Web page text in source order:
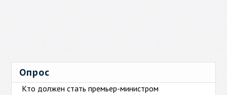
Опрос
Кто должен стать премьер-министром